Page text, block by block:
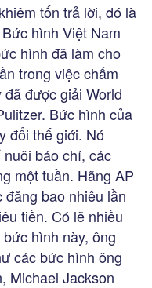
tốn trả lời, đó là
hình Việt Nam
hình đã làm cho
trong việc chấm
được giải World
Bức hình của
đổi thế giới. Nó
báo chí, các
một tuần. Hãng AP
bao nhiêu lần
tiền. Có lẽ nhiều
hình này, ông
các bức hình ông
Michael Jackson